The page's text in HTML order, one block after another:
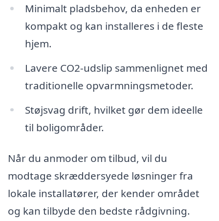
Minimalt pladsbehov, da enheden er
kompakt og kan installeres i de fleste
hjem.
Lavere CO2-udslip sammenlignet med
traditionelle opvarmningsmetoder.
Støjsvag drift, hvilket gør dem ideelle
til boligområder.
Når du anmoder om tilbud, vil du
modtage skræddersyede løsninger fra
lokale installatører, der kender området
og kan tilbyde den bedste rådgivning.